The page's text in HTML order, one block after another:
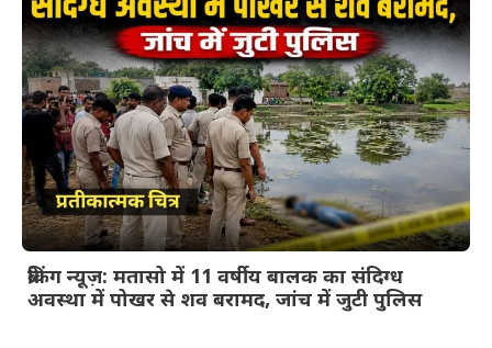
ब्रेकिंग न्यूज़: मतासो में 11 वर्षीय बालक का संदिग्ध
अवस्था में पोखर से शव बरामद, जांच में जुटी पुलिस